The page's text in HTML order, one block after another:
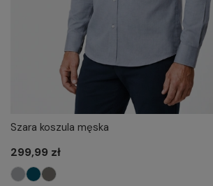
Szara koszula męska
299,99 zł